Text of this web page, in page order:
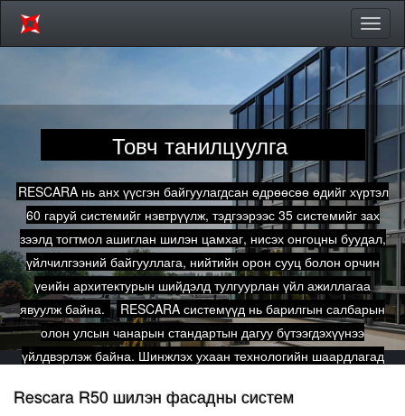
Товч танилцуулга
RESCARA нь анх үүсгэн байгуулагдсан өдрөөсөө өдийг хүртэл
60 гаруй системийг нэвтрүүлж, тэдгээрээс 35 системийг зах
зээлд тогтмол ашиглан шилэн цамхаг, нисэх онгоцны буудал,
үйлчилгээний байгууллага, нийтийн орон сууц болон орчин
үеийн архитектурын шийдэлд тулгуурлан үйл ажиллагаа
явуулж байна.
RESCARA системүүд нь барилгын салбарын
олон улсын чанарын стандартын дагуу бүтээгдэхүүнээ
үйлдвэрлэж байна. Шинжлэх ухаан технологийн шаардлагад
агаар нэвтрүүлэлт, салхины ачааллын эсэргүүцлийн
Rescara R50 шилэн фасадны систем